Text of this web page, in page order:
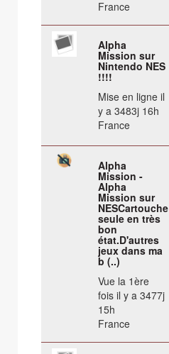
France
Alpha
Mission sur
Nintendo NES
!!!!
Mise en ligne il
y a 3483j 16h
France
Alpha
Mission -
Alpha
Mission sur
NESCartouche
seule en très
bon
état.D'autres
jeux dans ma
b (..)
Vue la 1ère
fois il y a 3477j
15h
France